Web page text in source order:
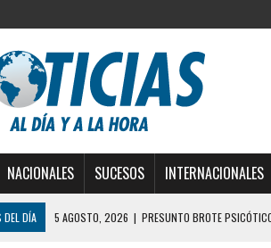
NACIONALES SUCESOS INTERNACIONALES
DEL DÍA 5 AGOSTO, 2026 | PRESUNTO BROTE